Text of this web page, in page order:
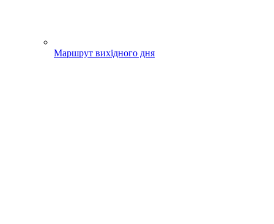
Маршрут вихідного дня